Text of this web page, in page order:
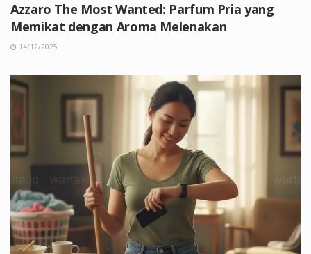
Azzaro The Most Wanted: Parfum Pria yang
Memikat dengan Aroma Melenakan
14/12/2025